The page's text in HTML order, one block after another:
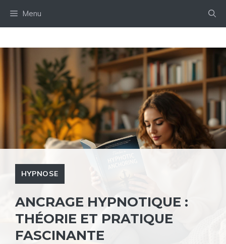
Menu
HYPNOSE
ANCRAGE HYPNOTIQUE :
THÉORIE ET PRATIQUE
FASCINANTE